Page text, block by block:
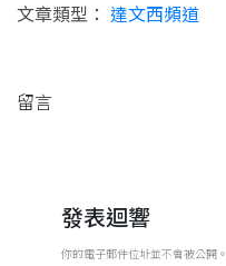
文章類型： 達文西頻道
留言
發表迴響
你的電子郵件位址並不會被公開。